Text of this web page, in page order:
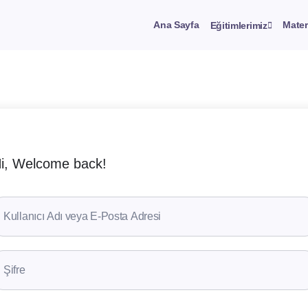
Ana Sayfa Eğitimlerimiz
Welcome back!